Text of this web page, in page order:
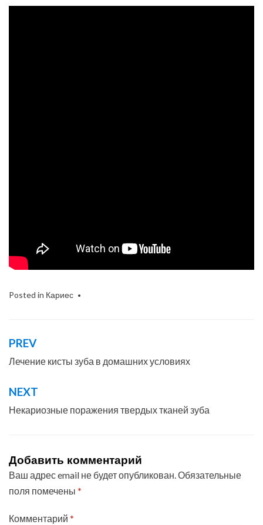
Posted in Кариес
Навигация
по
записям
PREV
Лечение кисты зуба в домашних условиях
NEXT
Некариозные поражения твердых тканей зуба
Добавить комментарий
Ваш адрес email не будет опубликован.Обязательные
поля помечены *
Комментарий *